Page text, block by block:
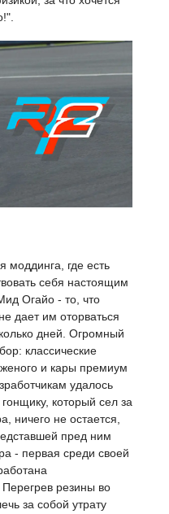
моддинга, где есть
себя настоящим
Огайо - то, что
дает им оторваться
дней. Огромный
классические
и кары премиум
удалось
который сел за
ничего не остается,
пред ним
- первая среди своей
резины во
за собой утрату